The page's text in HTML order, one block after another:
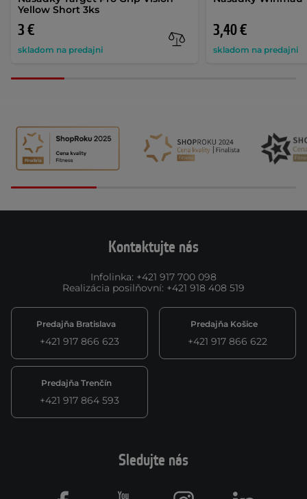
Yellow Short 3ks
3 €
skladom na predajni
3,40 €
skladom na predajni
Kontaktujte nás
Infolinka: +421 917 700 098
Realizácia posilňovní: +421 918 408 519
Predajňa Bratislava
+421 917 866 623
Predajňa Košice
+421 917 866 622
Predajňa Trenčín
+421 917 864 593
Sledujte nás